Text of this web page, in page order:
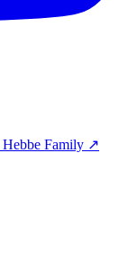
Hebbe Family ↗